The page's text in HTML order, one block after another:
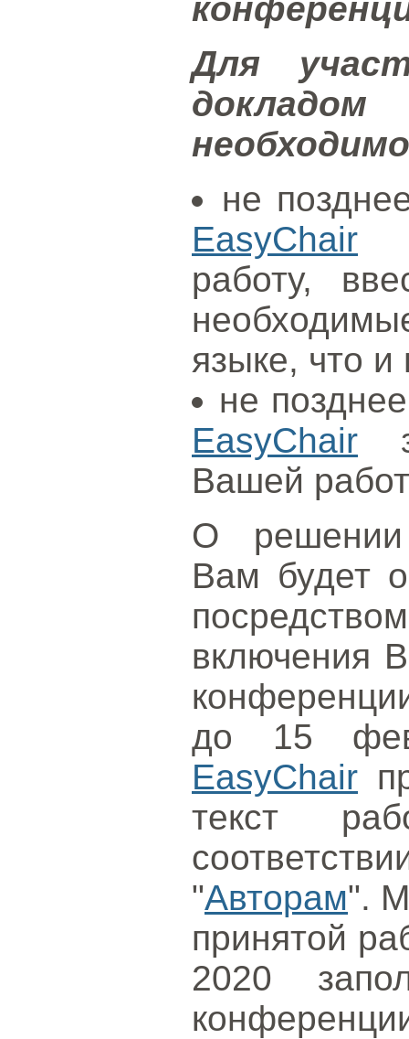
Для
необходимо
не
EasyChair
работу,
языке, что
не
EasyChair
Вашей
О решении
Вам будет
включения
до 15
EasyChair
текст
"Авторам".
принятой
2020